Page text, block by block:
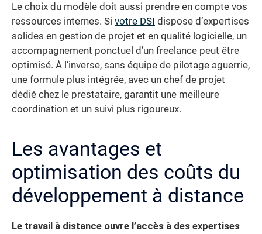
Le choix du modèle doit aussi prendre en compte vos
ressources internes. Si votre DSI dispose d’expertises
solides en gestion de projet et en qualité logicielle, un
accompagnement ponctuel d’un freelance peut être
optimisé. À l’inverse, sans équipe de pilotage aguerrie,
une formule plus intégrée, avec un chef de projet
dédié chez le prestataire, garantit une meilleure
coordination et un suivi plus rigoureux.
Les avantages et
optimisation des coûts du
développement à distance
Le travail à distance ouvre l’accès à des expertises